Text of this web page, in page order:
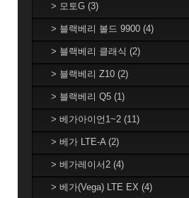
> 모토G (3)
> 블랙베리 볼드 9900 (4)
> 블랙베리 클래식 (2)
> 블랙베리 Z10 (2)
> 블랙베리 Q5 (1)
> 베가아이언1~2 (11)
> 베가 LTE-A (2)
> 베가레이서2 (4)
> 베가(Vega) LTE EX (4)